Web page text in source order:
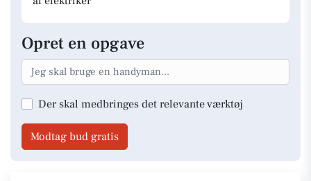
Opret en opgave
Der skal medbringes det relevante værktøj
Modtag bud gratis